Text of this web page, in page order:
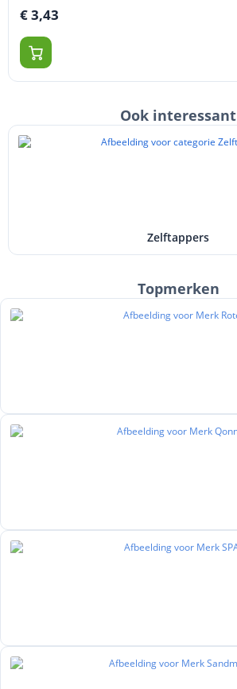
€ 3,43
Ook interessant
Zelftappers
Topmerken